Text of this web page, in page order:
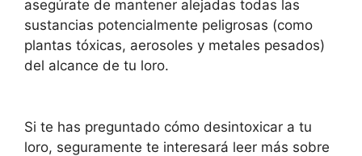
asegúrate de mantener alejadas todas las
sustancias potencialmente peligrosas (como
plantas tóxicas, aerosoles y metales pesados)
del alcance de tu loro.
Si te has preguntado cómo desintoxicar a tu
loro, seguramente te interesará leer más sobre